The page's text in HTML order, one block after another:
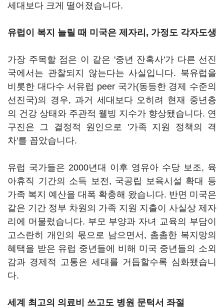
세대보다 크게 떨어졌습니다.
유럽이 복지 늘릴 때 미국은 제자리, 가정도 각자도생
가장 주목할 점은 이 같은 '중년 잔혹사'가 다른 선진
국에서는 관찰되지 않는다는 사실입니다. 북유럽을
비롯한 대다수 서유럽 peer 국가(동등한 경제 수준의
선진국)의 경우, 과거 세대보다 오히려 현재 중년층
의 건강 상태와 주관적 웰빙 지수가 향상됐습니다. 연
구진은 그 결정적 원인으로 '가족 지원 정책의 격
차'를 꼽았습니다.
유럽 국가들은 2000년대 이후 영유아 수당 보조, 육
아휴직 기간의 소득 보전, 국공립 보육시설 확대 등
가족 복지 예산을 대폭 확충해 왔습니다. 반면 미국은
같은 기간 정부 차원의 가족 지원 지출이 사실상 제자
리에 머물렀습니다. 부모 부양과 자녀 교육의 부담이
고스란히 개인의 몫으로 남으면서, 촘촘한 복지망의
혜택을 받은 유럽 중년들에 비해 미국 중년들의 소외
감과 경제적 고통은 세대를 거듭할수록 심화됐습니
다.
세계 최고의 의료비 쓰고도 병원 문턱서 좌절